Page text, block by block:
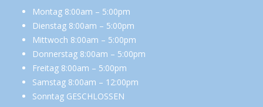
Montag 8:00am – 5:00pm
Dienstag 8:00am – 5:00pm
Mittwoch 8:00am – 5:00pm
Donnerstag 8:00am – 5:00pm
Freitag 8:00am – 5:00pm
Samstag 8:00am – 12:00pm
Sonntag GESCHLOSSEN